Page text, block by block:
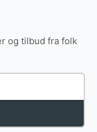
og tilbud fra folk